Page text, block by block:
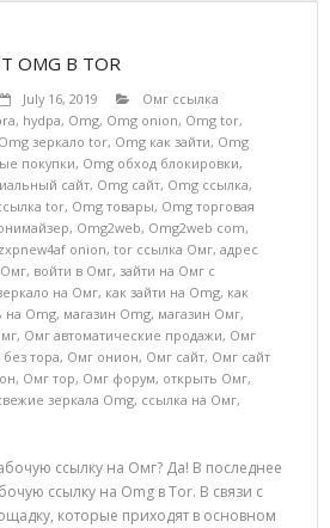
OMG В TOR
July 16, 2019
Омг ссылка
, hydpa, Omg, Omg onion, Omg tor,
Omg зеркало tor, Omg как зайти, Omg
покупки, Omg обход блокировки,
сайт, Omg сайт, Omg ссылка,
tor, Omg товары, Omg торговая
, Omg2web, Omg2web com,
onion, tor ссылка Омг, адрес
Омг, войти в Омг, зайти на Омг с
на Омг, как зайти на Omg, как
на Omg, магазин Omg, магазин Омг,
, Омг автоматические продажи, Омг
тора, Омг онион, Омг сайт, Омг сайт
, Омг тор, Омг форум, открыть Омг,
зеркала Omg, ссылка на Омг,
ссылку на Омг? Да! В последнее
ссылку на Omg в Tor. В связи с
которые приходят в основном